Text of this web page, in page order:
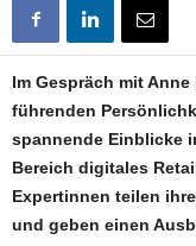
Im Gespräch mit
führenden
spannende Einblicke
Bereich digitales
Expertinnen teilen
und geben einen